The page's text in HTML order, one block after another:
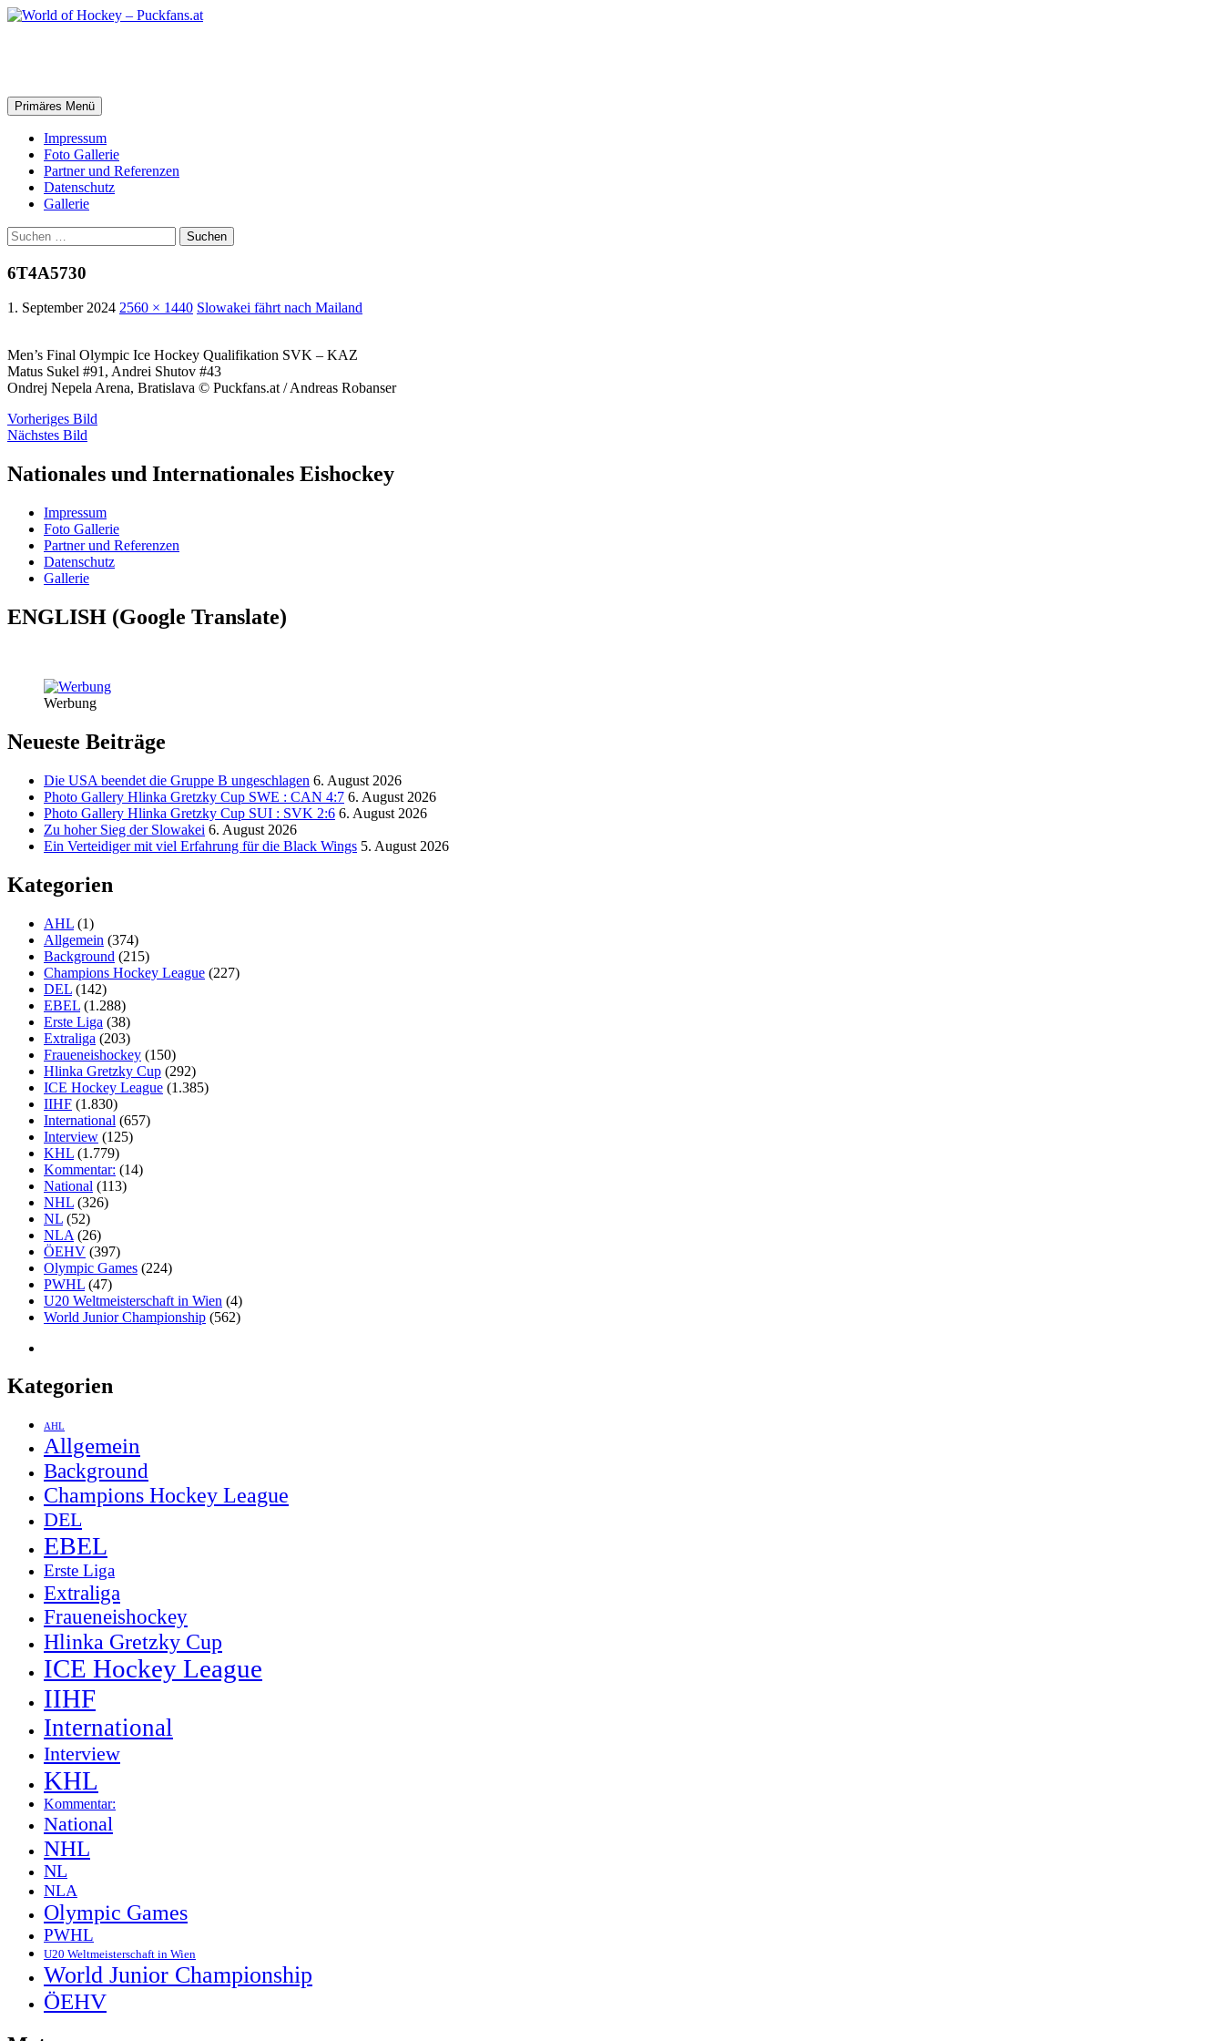
Zum
Suchen
Primäres Menü
Impressum
Foto Gallerie
Partner und Referenzen
Datenschutz
Gallerie
Suchen
nach:
6T4A5730
1. September 2024 2560 × 1440 Slowakei fährt nach Mailand
Men’s Final Olympic Ice Hockey Qualifikation SVK – KAZ
Matus Sukel #91, Andrei Shutov #43
Ondrej Nepela Arena, Bratislava © Puckfans.at / Andreas Robanser
Vorheriges Bild
Nächstes Bild
Nationales und Internationales Eishockey
Impressum
Foto Gallerie
Partner und Referenzen
Datenschutz
Gallerie
ENGLISH (Google Translate)
Werbung
Neueste Beiträge
Die USA beendet die Gruppe B ungeschlagen 6. August 2026
Photo Gallery Hlinka Gretzky Cup SWE : CAN 4:7 6. August 2026
Photo Gallery Hlinka Gretzky Cup SUI : SVK 2:6 6. August 2026
Zu hoher Sieg der Slowakei 6. August 2026
Ein Verteidiger mit viel Erfahrung für die Black Wings 5. August 2026
Kategorien
AHL (1)
Allgemein (374)
Background (215)
Champions Hockey League (227)
DEL (142)
EBEL (1.288)
Erste Liga (38)
Extraliga (203)
Fraueneishockey (150)
Hlinka Gretzky Cup (292)
ICE Hockey League (1.385)
IIHF (1.830)
International (657)
Interview (125)
KHL (1.779)
Kommentar: (14)
National (113)
NHL (326)
NL (52)
NLA (26)
ÖEHV (397)
Olympic Games (224)
PWHL (47)
U20 Weltmeisterschaft in Wien (4)
World Junior Championship (562)
Kategorien
AHL
Allgemein
Background
Champions Hockey League
DEL
EBEL
Erste Liga
Extraliga
Fraueneishockey
Hlinka Gretzky Cup
ICE Hockey League
IIHF
International
Interview
KHL
Kommentar:
National
NHL
NL
NLA
Olympic Games
PWHL
U20 Weltmeisterschaft in Wien
World Junior Championship
ÖEHV